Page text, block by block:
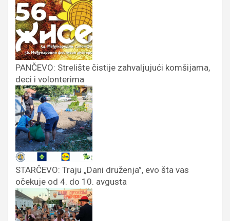
PANČEVO: Strelište čistije zahvaljujući komšijama,
deci i volonterima
STARČEVO: Traju „Dani druženja”, evo šta vas
očekuje od 4. do 10. avgusta